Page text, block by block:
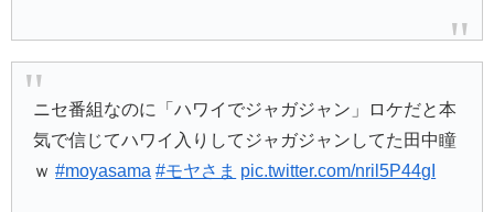
ニセ番組なのに「ハワイでジャガジャン」ロケだと本
気で信じてハワイ入りしてジャガジャンしてた田中瞳
ｗ#moyasama #モヤさま pic.twitter.com/nril5P44gI